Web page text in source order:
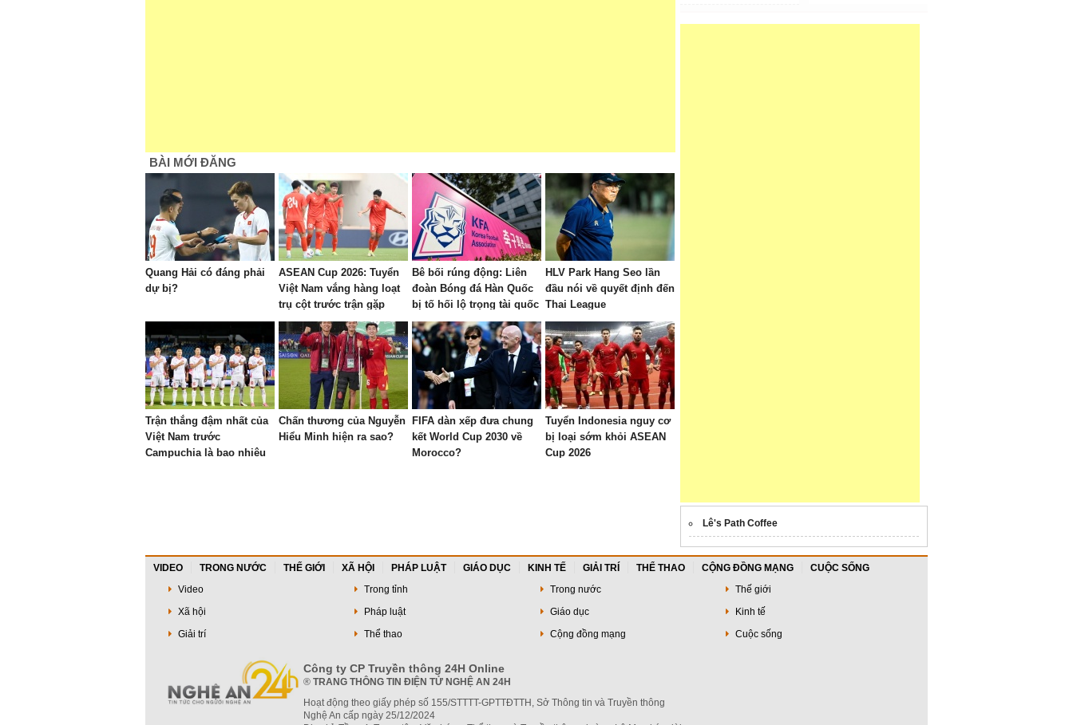
BÀI MỚI ĐĂNG
Quang Hải có đáng phải
dự bị?
ASEAN Cup 2026: Tuyển
Việt Nam vắng hàng loạt
trụ cột trước trận gặp
Campuchia
Bê bối rúng động: Liên
đoàn Bóng đá Hàn Quốc
bị tố hối lộ trọng tài quốc
tế
HLV Park Hang Seo lần
đầu nói về quyết định đến
Thai League
Trận thắng đậm nhất của
Việt Nam trước
Campuchia là bao nhiêu
Chấn thương của Nguyễn
Hiểu Minh hiện ra sao?
FIFA dàn xếp đưa chung
kết World Cup 2030 về
Morocco?
Tuyển Indonesia nguy cơ
bị loại sớm khỏi ASEAN
Cup 2026
Lê's Path Coffee
VIDEO TRONG NƯỚC THẾ GIỚI XÃ HỘI PHÁP LUẬT GIÁO DỤC KINH TẾ GIẢI TRÍ THỂ THAO CỘNG ĐỒNG MẠNG
CUỘC SỐNG
Video
Trong tỉnh Trong nước
Thế giới
Xã hội
Pháp luật Giáo dục
Kinh tế
Giải trí
Thể thao Cộng đồng mạng Cuộc sống
Công ty CP Truyền thông 24H Online
® TRANG THÔNG TIN ĐIỆN TỬ NGHỆ AN 24H
Hoạt động theo giấy phép số 155/STTTT-GPTTĐTTH, Sở Thông tin và Truyền thông
Nghệ An cấp ngày 25/12/2024